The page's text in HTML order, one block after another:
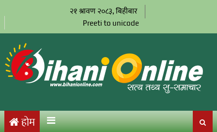
२१ श्रावण २०८३, बिहीबार
Preeti to unicode
होम